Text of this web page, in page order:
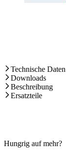
Technische Daten
Downloads
Beschreibung
Ersatzteile
Hungrig auf mehr?